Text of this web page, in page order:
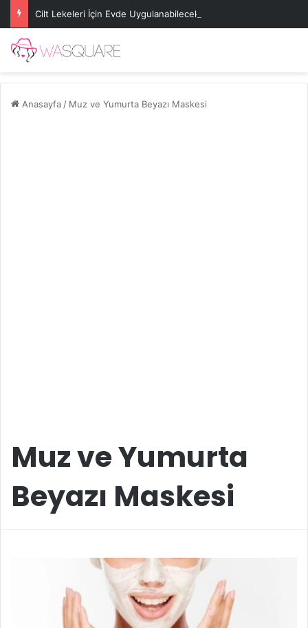
Cilt Lekeleri İçin Evde Uygulanabilecek Basit Maskeler
Anasayfa/ Muz ve Yumurta Beyazı Maskesi
Muz ve Yumurta
Beyazı Maskesi